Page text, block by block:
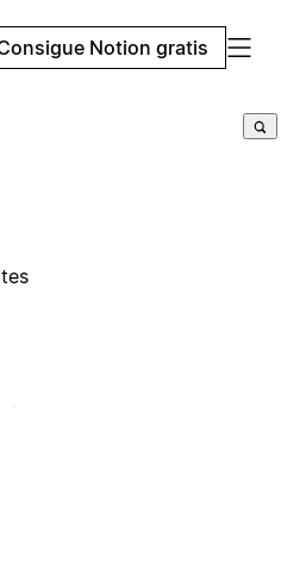
Notion gratis